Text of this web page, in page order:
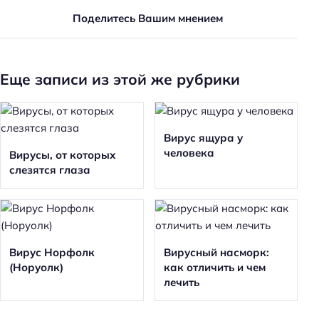
Поделитесь Вашим мнением
Еще записи из этой же рубрики
Вирусы, от которых
слезятся глаза
Вирус ящура у
человека
Вирус Норфолк
(Норуолк)
Вирусный насморк:
как отличить и чем
лечить